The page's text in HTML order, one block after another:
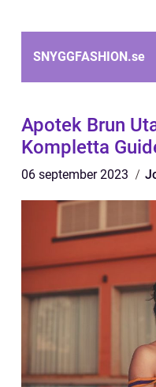
SNYGGFASHION.se
Apotek Brun
Kompletta
06 september 2023